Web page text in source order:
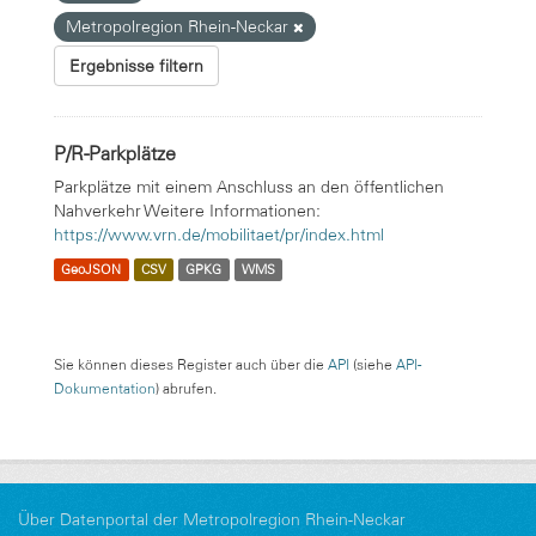
Metropolregion Rhein-Neckar
Ergebnisse filtern
P/R-Parkplätze
Parkplätze mit einem Anschluss an den öffentlichen
Nahverkehr Weitere Informationen:
https://www.vrn.de/mobilitaet/pr/index.html
GeoJSON CSV GPKG WMS
Sie können dieses Register auch über die API (siehe API-
Dokumentation) abrufen.
Über Datenportal der Metropolregion Rhein-Neckar